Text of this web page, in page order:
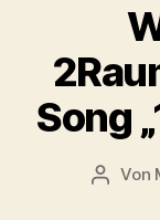
Song
Von